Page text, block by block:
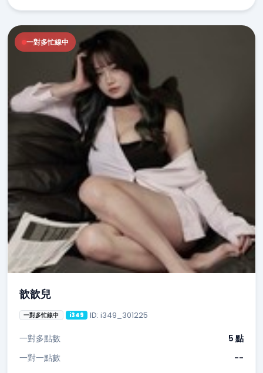
一對多忙線中
歆歆兒
一對多忙線中 i349 ID: i349_301225
一對多點數
5 點
一對一點數
--